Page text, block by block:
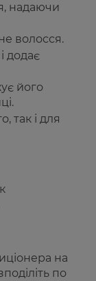
надаючи
волосся.
додає
його
так і для
на
по